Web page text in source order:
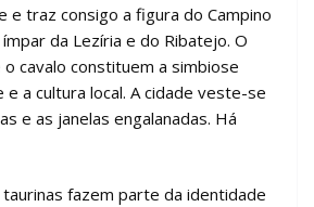
e traz consigo a figura do Campino
da Lezíria e do Ribatejo. O
cavalo constituem a simbiose
a cultura local. A cidade veste-se
e as janelas engalanadas. Há
fazem parte da identidade